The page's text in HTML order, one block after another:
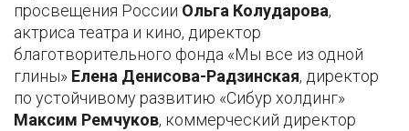
просвещения России Ольга Колударова,
актриса театра и кино, директор
благотворительного фонда «Мы все из одной
глины» Елена Денисова-Радзинская, директор
по устойчивому развитию «Сибур холдинг»
Максим Ремчуков, коммерческий директор